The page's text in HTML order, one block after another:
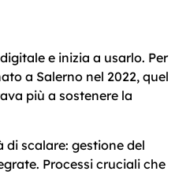
e inizia a usarlo. Per
a Salerno nel 2022, quel
più a sostenere la
di scalare: gestione del
Processi cruciali che